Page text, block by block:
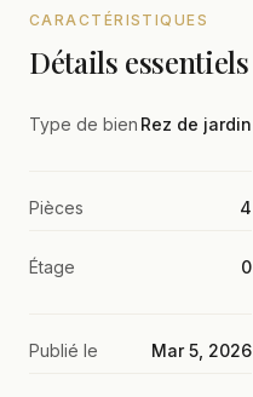
CARACTÉRISTIQUES
Détails essentiels
Type de bien Rez de jardin
Pièces 4
Étage 0
Publié le Mar 5, 2026